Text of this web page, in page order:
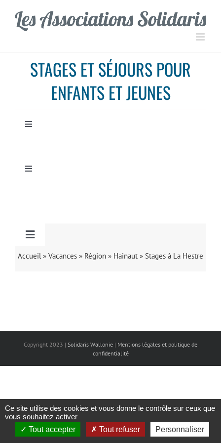
contenu
STAGES ET SÉJOURS POUR
ENFANTS ET JEUNES
Toggle
Toggle
Toggle
Navigation
Stages
Accueil » Vacances » Région » Hainaut » Stages à La Hestre
Copyright 2023 | Solidaris Wallonie | Mentions légales et politique de
confidentialité
Ce site utilise des cookies et vous donne le contrôle sur ceux que
vous souhaitez activer
Tout accepter
Tout refuser Personnaliser